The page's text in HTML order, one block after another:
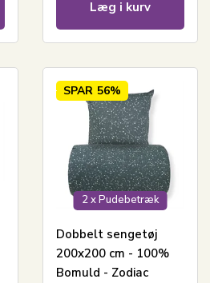
Læg i kurv
2 x Pudebetræk
SPAR 56%
Dobbelt sengetøj
200x200 cm - 100%
Bomuld - Zodiac